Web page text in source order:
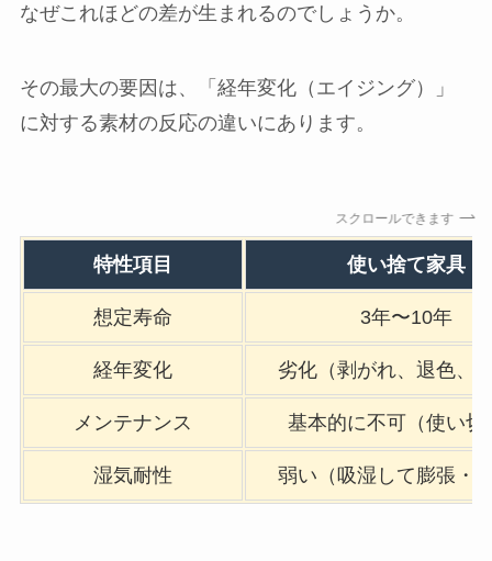
なぜこれほどの差が生まれるのでしょうか。
その最大の要因は、「経年変化（エイジング）」
に対する素材の反応の違いにあります。
スクロールできます
特性項目 使い捨て家具
想定寿命 3年〜10年
経年変化 劣化（剥がれ、退色、
メンテナンス 基本的に不可（使い切
湿気耐性 弱い（吸湿して膨張・